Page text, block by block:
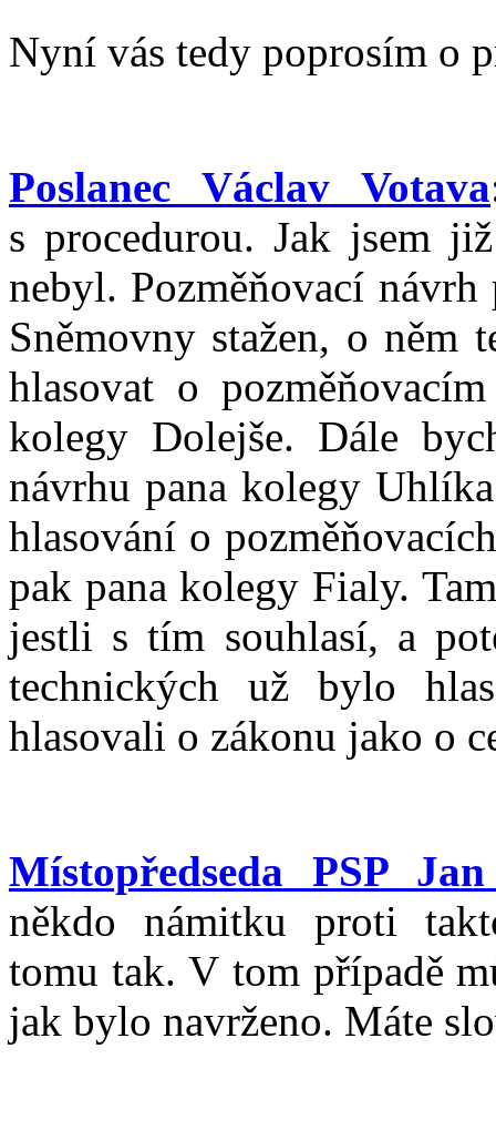
Nyní vás tedy poprosím o
Poslanec Václav Votava
s procedurou. Jak jsem
nebyl. Pozměňovací
Sněmovny stažen, o něm
hlasovat o
kolegy Dolejše. Dále
návrhu pana kolegy
hlasování o
pak pana kolegy Fialy.
jestli s tím souhlasí, a
technických už bylo
hlasovali o zákonu jako o
Místopředseda PSP
někdo námitku proti
tomu tak. V tom případě
jak bylo navrženo. Máte